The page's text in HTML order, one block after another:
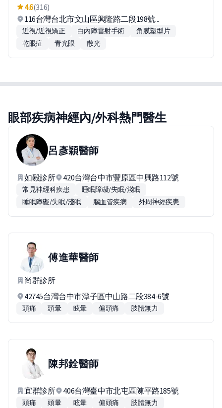
4.6(316)
116台灣台北市文山區興隆路二段198號...
近視/近視矯正 白內障雷射手術
角膜塑型片
乾眼症
青光眼 散光
眼部疾病神經內/外科熱門醫生
呂彥穎醫師
如毅診所 420台灣台中市豐原區中興路112號
常見神經科疾患
睡眠障礙/失眠/淺眠
睡眠障礙/失眠/淺眠
腦血管疾病 外周神經疾患
傅進華醫師
尚群診所
42745台灣台中市潭子區中山路二段384-6號
頭痛 頭暈 眩暈 偏頭痛 肢體無力
陳邦銓醫師
宜群診所 406台灣臺中市北屯區陳平路185號
頭痛 頭暈 眩暈 偏頭痛 肢體無力